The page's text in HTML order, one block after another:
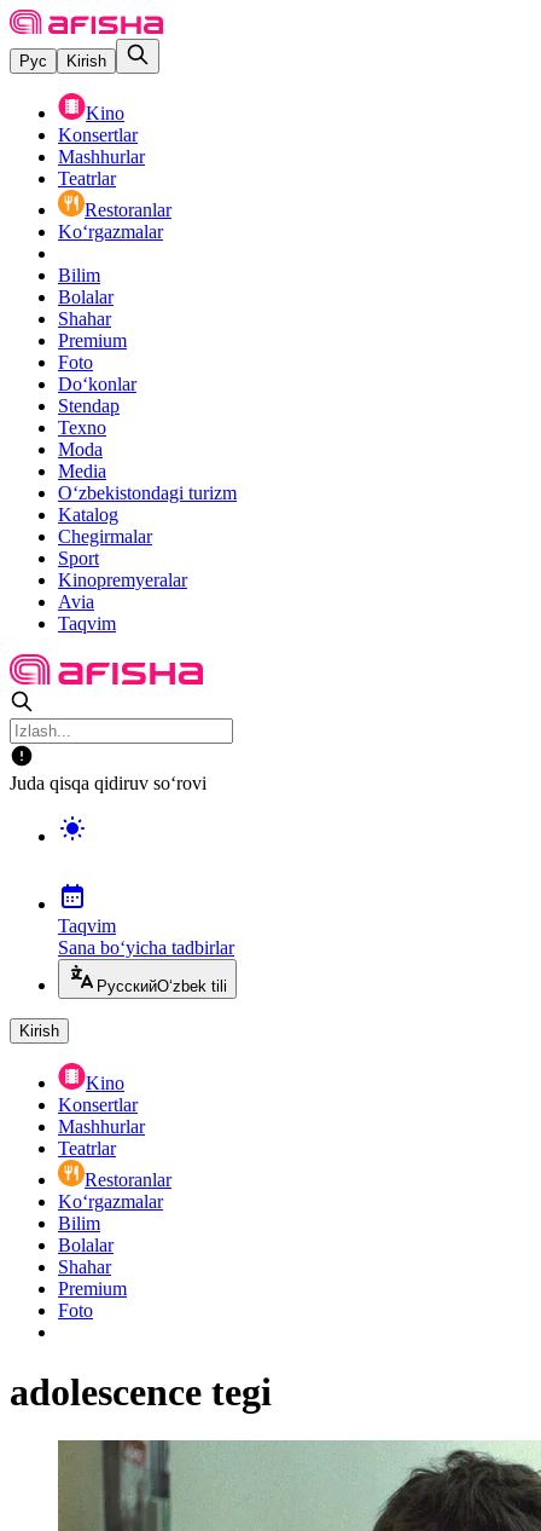
Рус Kirish
Kino
Konsertlar
Mashhurlar
Teatrlar
Restoranlar
Ko‘rgazmalar
Bilim
Bolalar
Shahar
Premium
Foto
Do‘konlar
Stendap
Texno
Moda
Media
O‘zbekistondagi turizm
Katalog
Chegirmalar
Sport
Kinopremyeralar
Avia
Taqvim
Juda qisqa qidiruv so‘rovi
Taqvim
Sana bo‘yicha tadbirlar
РусскийO‘zbek tili
Kirish
Kino
Konsertlar
Mashhurlar
Teatrlar
Restoranlar
Ko‘rgazmalar
Bilim
Bolalar
Shahar
Premium
Foto
adolescence tegi